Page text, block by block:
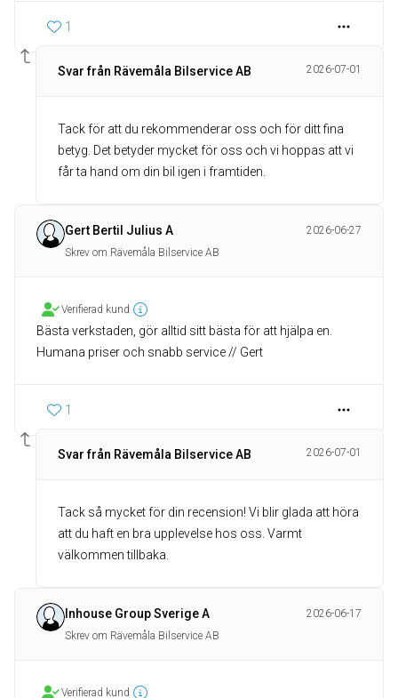
1
Svar från Rävemåla Bilservice AB 2026-07-01
Tack för att du rekommenderar oss och för ditt fina
betyg. Det betyder mycket för oss och vi hoppas att vi
får ta hand om din bil igen i framtiden.
Gert Bertil Julius A
2026-06-27
Skrev om Rävemåla Bilservice AB
Verifierad kund
Bästa verkstaden, gör alltid sitt bästa för att hjälpa en.
Humana priser och snabb service // Gert
1
Svar från Rävemåla Bilservice AB 2026-07-01
Tack så mycket för din recension! Vi blir glada att höra
att du haft en bra upplevelse hos oss. Varmt
välkommen tillbaka.
Inhouse Group Sverige A
2026-06-17
Skrev om Rävemåla Bilservice AB
Verifierad kund